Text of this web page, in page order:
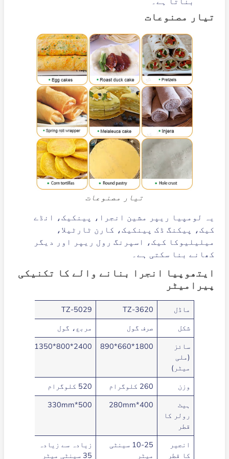
تیار مصنوعات
تیار مصنوعات
یہ لومپیا ریپر مشین انجرا، پینکیک، انڈے
کیک، پیکنگ ڈک پینکیک، کارن ٹارٹیلا،
میلیلیوکا کیک، اسپرنگ رول ریپر اور دیگر
کھانے بنا سکتی ہے۔
ایتھوپیا انجرا بنانے والے کا تکنیکی
پیرامیٹر
ماڈل TZ-3620
TZ-5029
شکل
صرف گول مربع، گول
سائز
(ملی
میٹر)
1800*660*890
2400*800*1350
وزن 260 کلوگرام 520 کلوگرام
ہیٹ
رولر کا
قطر
400*280mm
500*330mm
انجیر
کا قطر
10-25 سینٹی
میٹر
زیادہ سے زیادہ
35 سینٹی میٹر